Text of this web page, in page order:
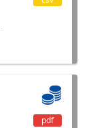
pdf